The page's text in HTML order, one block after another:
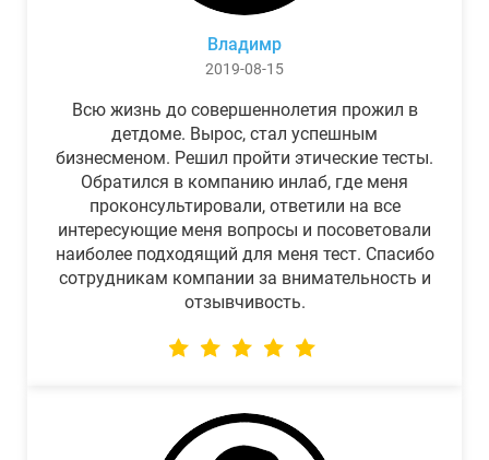
Владимр
2019-08-15
Всю жизнь до совершеннолетия прожил в
детдоме. Вырос, стал успешным
бизнесменом. Решил пройти этические тесты.
Обратился в компанию инлаб, где меня
проконсультировали, ответили на все
интересующие меня вопросы и посоветовали
наиболее подходящий для меня тест. Спасибо
сотрудникам компании за внимательность и
отзывчивость.